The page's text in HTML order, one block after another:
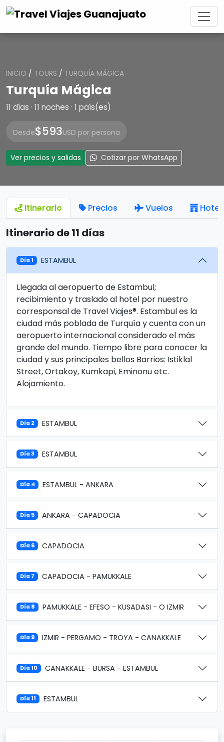
INICIO / TOURS / TURQUÍA MÁGICA
Turquía Mágica
11 días · 11 noches · 1 país(es)
Desde$593USD por persona
Ver precios y salidas Cotizar por WhatsApp
Itinerario Precios Vuelos
Itinerario de 11 días
Día 1 ESTAMBUL
Llegada al aeropuerto de Estambul;
recibimiento y traslado al hotel por nuestro
corresponsal de Travel Viajes®. Estambul es la
ciudad más poblada de Turquía y cuenta con un
aeropuerto internacional considerado el más
grande del mundo. Tiempo libre para conocer la
ciudad y sus principales bellos Barrios: Istiklal
Street, Ortakoy, Kumkapi, Eminonu etc.
Alojamiento.
Día 2 ESTAMBUL
Día 3 ESTAMBUL
Día 4 ESTAMBUL - ANKARA
Día 5 ANKARA - CAPADOCIA
Día 6 CAPADOCIA
Día 7 CAPADOCIA - PAMUKKALE
Día 8 PAMUKKALE - EFESO - KUSADASI - O IZMIR
Día 9 IZMIR - PERGAMO - TROYA - CANAKKALE
Día 10 CANAKKALE - BURSA - ESTAMBUL
Día 11 ESTAMBUL